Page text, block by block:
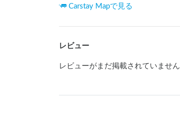
Carstay Mapで見る
レビュー
レビューがまだ掲載されていません